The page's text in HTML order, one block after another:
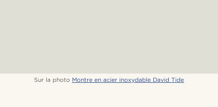
Sur la photo Montre en acier inoxydable David Tide